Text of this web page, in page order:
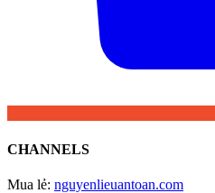
CHANNELS
Mua lẻ: nguyenlieuantoan.com